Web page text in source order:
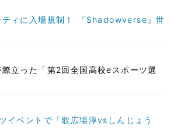
ティに入場規制！ 『Shadowverse』世
立った「第2回全国高校eスポーツ選
イベントで「歌広場淳vsしんじょう